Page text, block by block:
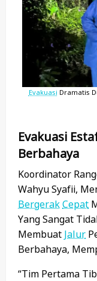
Evakuasi Dramatis
Evakuasi
Berbahaya
Koordinator
Wahyu Syafii,
BergerakCepat
Yang Sangat
Membuat Jalur
Berbahaya,
“Tim Pertama